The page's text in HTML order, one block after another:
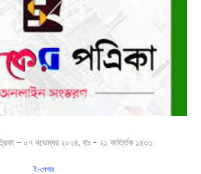
– ০৭ নভেম্বর ২০২৪, বাঃ – ২১ কার্ত্তিক ১৪৩১
ই-পেপার